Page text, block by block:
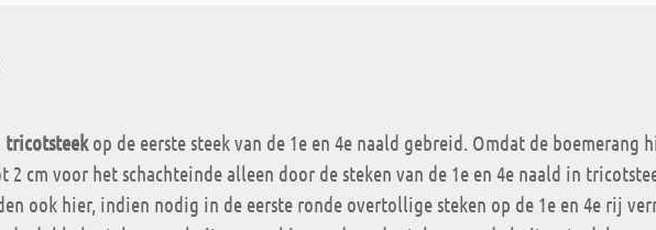
tricotsteekop de eerste steek van de 1e en 4e naald gebreid. Omdat de
cm voor het schachteinde alleen door de steken van de 1e en 4e naald in
ook hier, indien nodig in de eerste ronde overtollige steken op de 1e en 4e rij